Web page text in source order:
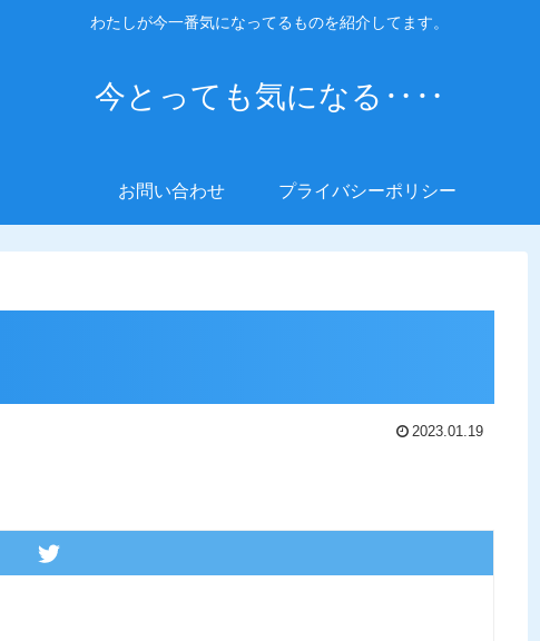
わたしが今一番気になってるものを紹介してます。
今とっても気になる‥‥
お問い合わせ プライバシーポリシー
2023.01.19